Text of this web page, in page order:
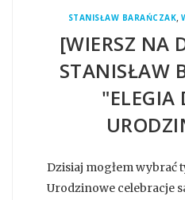
STANISŁAW BARAŃCZAK,
[WIERSZ NA
STANISŁAW
"ELEGIA
Dzisiaj mogłem wybrać
Urodzinowe celebracje